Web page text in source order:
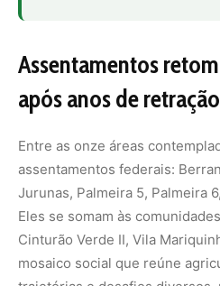
mesma expectativa de ampliar
Os financiamentos foram
Mais Alimentos do Programa
da Agricultura Familiar
pequeno porte no Brasil. Os
investidos em ações que
produtividade e a qualidade do
de matrizes e reprodutores da
conhecida pela rusticidade,
em leite e pela adaptabilidade